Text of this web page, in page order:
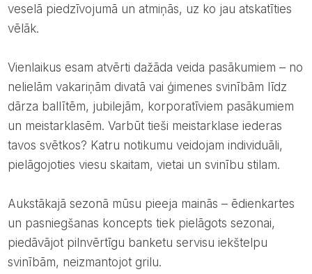
veselā piedzīvojumā un atmiņās, uz ko jau atskatīties
vēlāk.
Vienlaikus esam atvērti dažāda veida pasākumiem – no
nelielām vakariņām divatā vai ģimenes svinībām līdz
dārza ballītēm, jubilejām, korporatīviem pasākumiem
un meistarklasēm. Varbūt tieši meistarklase iederas
tavos svētkos? Katru notikumu veidojam individuāli,
pielāgojoties viesu skaitam, vietai un svinību stilam.
Aukstākajā sezonā mūsu pieeja mainās – ēdienkartes
un pasniegšanas koncepts tiek pielāgots sezonai,
piedāvājot pilnvērtīgu banketu servisu iekštelpu
svinībām, neizmantojot grilu.